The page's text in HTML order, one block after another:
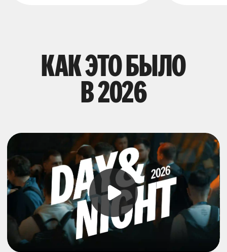
КАК ЭТО БЫЛО
В 2026